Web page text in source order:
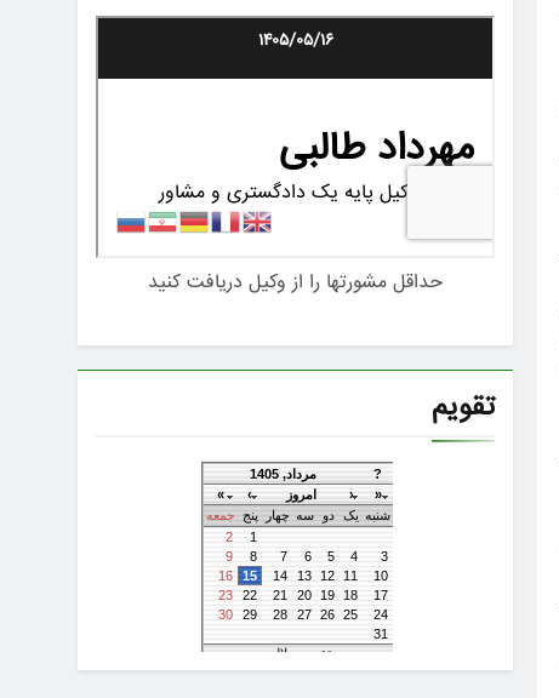
حداقل مشورتها را از وکیل دریافت کنید
تقویم